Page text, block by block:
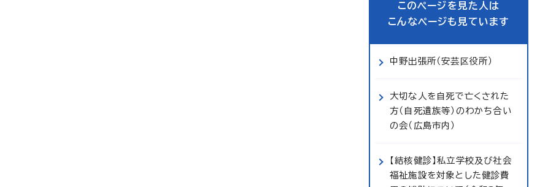
このページを見た人は
こんなページも見ています
中野出張所（安芸区役所）
大切な人を自死で亡くされた
方（自死遺族等）のわかち合い
の会（広島市内）
【結核健診】私立学校及び社会
福祉施設を対象とした健診費